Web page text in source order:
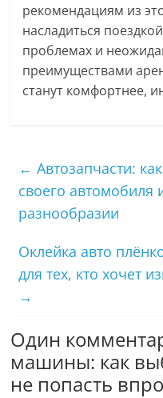
рекомендациям из
насладиться
проблемах и
преимуществами
станут комфортнее,
← Автозапчасти:
своего автомобиля
разнообразии
Оклейка авто
для тех, кто хочет
→
Один
машины: как
не попасть